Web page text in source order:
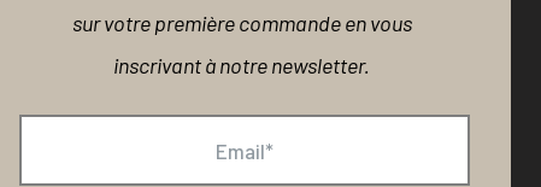
NOUS CONTACTER
contact@bellemaispasque.com
sur votre première commande en vous
inscrivant à notre newsletter.